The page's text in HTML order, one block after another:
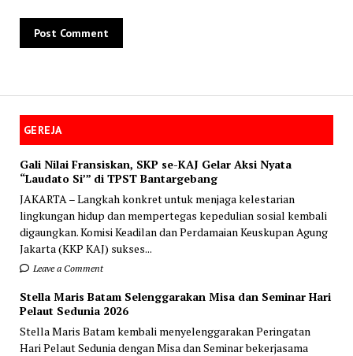
GEREJA
Gali Nilai Fransiskan, SKP se-KAJ Gelar Aksi Nyata
“Laudato Si’” di TPST Bantargebang
JAKARTA – Langkah konkret untuk menjaga kelestarian
lingkungan hidup dan mempertegas kepedulian sosial kembali
digaungkan. Komisi Keadilan dan Perdamaian Keuskupan Agung
Jakarta (KKP KAJ) sukses...
Leave a Comment
Stella Maris Batam Selenggarakan Misa dan Seminar Hari
Pelaut Sedunia 2026
Stella Maris Batam kembali menyelenggarakan Peringatan
Hari Pelaut Sedunia dengan Misa dan Seminar bekerjasama